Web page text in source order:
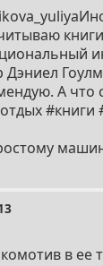
Дэниел
А что
#книги
в ее